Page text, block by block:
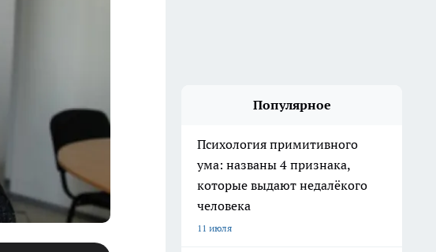
Популярное
Психология примитивного
ума: названы 4 признака,
которые выдают недалёкого
человека
11 июля